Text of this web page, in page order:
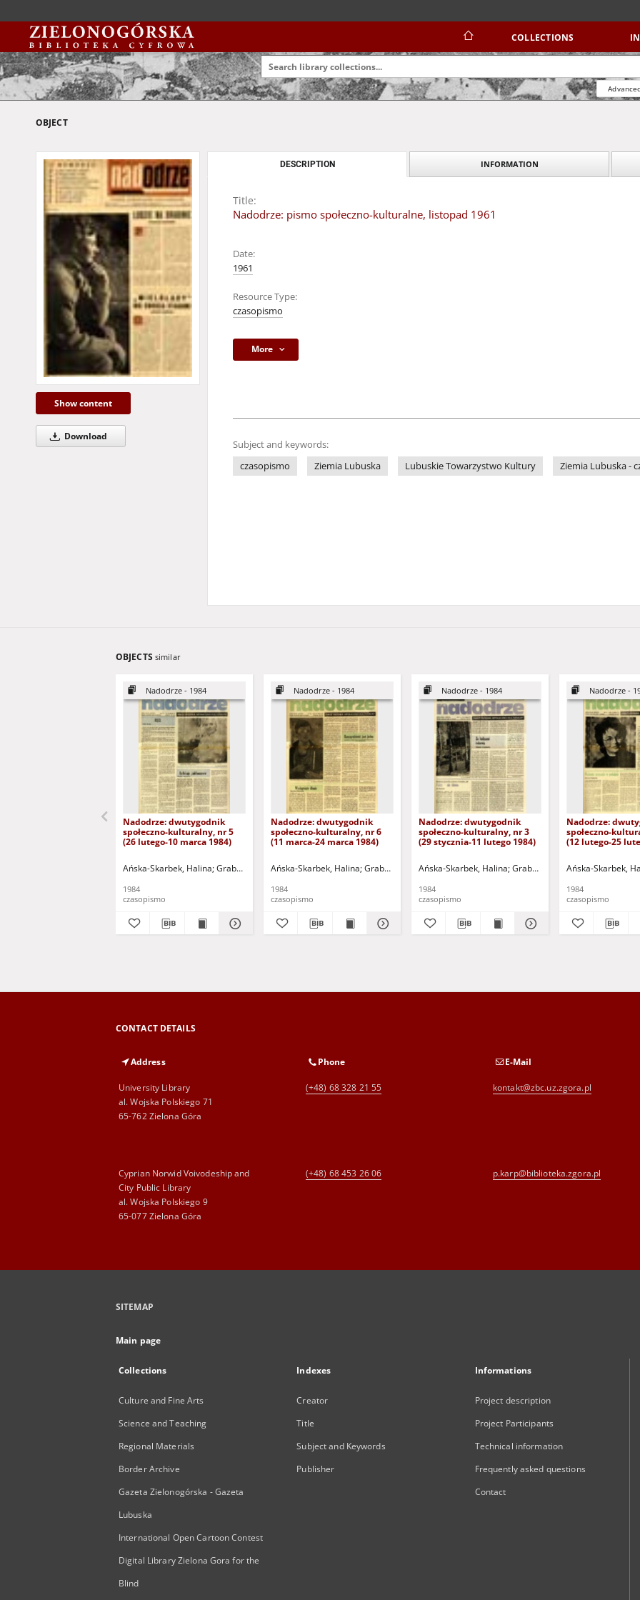
COLLECTIONS
OBJECT
Show content
Download
DESCRIPTION INFORMATION
Title:
Nadodrze: pismo społeczno-kulturalne, listopad 1961
Date:
1961
Resource Type:
czasopismo
More
Subject and keywords:
czasopismo
Ziemia Lubuska Lubuskie Towarzystwo Kultury Ziemia Lubuska -
OBJECTS similar
Nadodrze - 1984
Nadodrze: dwutygodnik
społeczno-kulturalny, nr 5
(26 lutego-10 marca 1984)
Ańska-Skarbek, Halina Grabowska, Lucyna Grochomalski, Piotr Hermanowicz, Leszek Horowicz, Michał Koniusz, Janusz (1934-
1984
czasopismo
Nadodrze - 1984
Nadodrze: dwutygodnik
społeczno-kulturalny, nr 6
(11 marca-24 marca 1984)
Ańska-Skarbek, Halina Grabowska, Lucyna Grochomalski, Piotr Hermanowicz, Leszek
1984
czasopismo
Nadodrze - 1984
Nadodrze: dwutygodnik
społeczno-kulturalny, nr 3
(29 stycznia-11 lutego 1984)
Ańska-Skarbek, Halina Grabowska, Lucyna
1984
czasopismo
Nadodrze -
Nadodrze:
społeczno-
(12 lutego-25
Ańska-Skarbek,
1984
czasopismo
CONTACT DETAILS
Address
University Library
al. Wojska Polskiego 71
65-762 Zielona Góra
Phone
(+48) 68 328 21 55
E-Mail
kontakt@zbc.uz.zgora.pl
Cyprian Norwid Voivodeship and
City Public Library
al. Wojska Polskiego 9
65-077 Zielona Góra
(+48) 68 453 26 06 p.karp@biblioteka.zgora.pl
SITEMAP
Main page
Collections
Culture and Fine Arts
Science and Teaching
Regional Materials
Border Archive
Gazeta Zielonogórska - Gazeta
Lubuska
International Open Cartoon Contest
Digital Library Zielona Gora for the
Blind
Indexes
Creator
Title
Subject and Keywords
Publisher
Informations
Project description
Project Participants
Technical information
Frequently asked questions
Contact